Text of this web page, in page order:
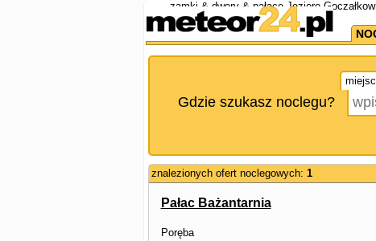
zamki & dwory & pałace Jezioro
Gdzie szukasz noclegu?
znalezionych ofert noclegowych: 1
Pałac Bażantarnia
Poręba